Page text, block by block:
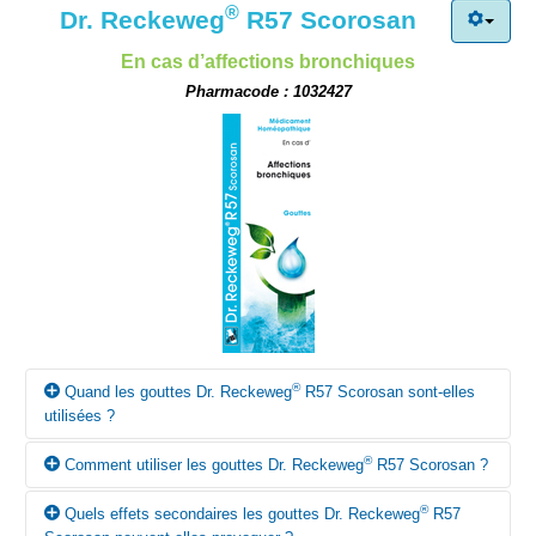
Dr. Reckeweg® R57 Scorosan
En cas d’affections bronchiques
Pharmacode : 1032427
Quand les gouttes Dr. Reckeweg®R57 Scorosan sont-elles
utilisées ?
Selon la conception homéopathique, les gouttes Dr. Reckeweg ®
R57 Scorosan peuvent être utilisées en cas d’affections
bronchiques.
Comment utiliser les gouttes Dr. Reckeweg®R57 Scorosan ?
Sauf prescription contraire du médecin, prendre 10 à 15 gouttes
Quels effets secondaires les gouttes Dr. Reckeweg®R57